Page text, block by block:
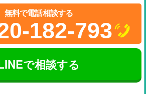
無料で電話相談する
182-793
で相談する